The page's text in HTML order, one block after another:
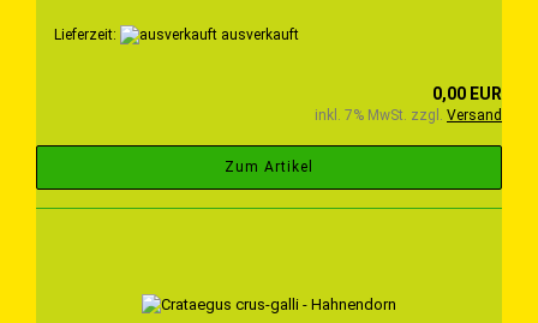
Lieferzeit: ausverkauft
0,00 EUR
inkl. 7% MwSt. zzgl. Versand
Zum Artikel